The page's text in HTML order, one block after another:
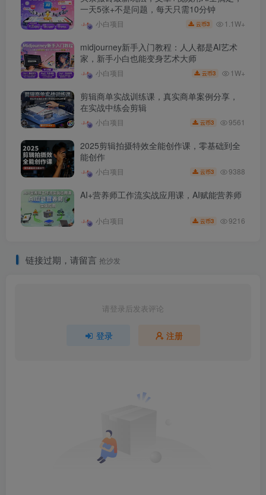
一天5张+不是问题，每天只需10分钟
小白项目 云币3 1.1W+
midjourney新手入门教程：人人都是AI艺术
家，新手小白也能变身艺术大师
小白项目 云币3 1W+
剪辑商单实战训练课，真实商单案例分享，
在实战中练会剪辑
小白项目 云币3 9561
2025剪辑拍摄特效全能创作课，零基础到全
能创作
小白项目 云币3 9388
AI+营养师工作流实战应用课，AI赋能营养师
小白项目 云币3 9216
链接过期，请留言 抢沙发
请登录后发表评论
登录 注册